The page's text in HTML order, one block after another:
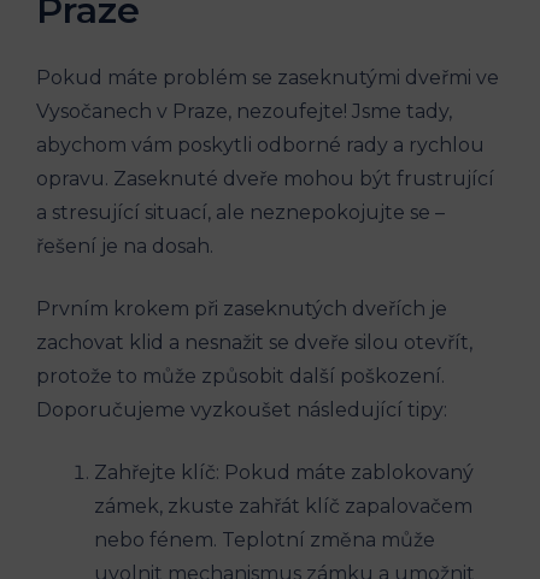
Praze
Pokud máte problém se zaseknutými dveřmi ve
Vysočanech v Praze, nezoufejte! Jsme tady,
abychom vám poskytli odborné rady a rychlou
opravu. Zaseknuté dveře mohou být frustrující
a stresující situací, ale neznepokojujte se –
řešení je na dosah.
Prvním krokem při zaseknutých dveřích je
zachovat klid a nesnažit se dveře silou otevřít,
protože to může způsobit další poškození.
Doporučujeme vyzkoušet následující tipy:
Zahřejte klíč: Pokud máte zablokovaný
zámek, zkuste zahřát klíč zapalovačem
nebo fénem. Teplotní změna může
uvolnit mechanismus zámku a umožnit